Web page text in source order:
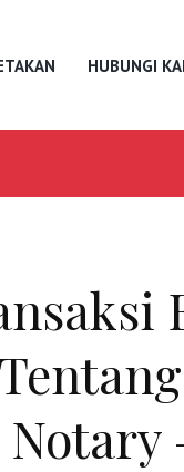
HUBUNGI